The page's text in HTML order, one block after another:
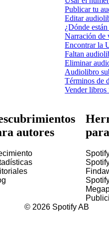
Publicar tu
Editar
¿Dónde
Narración de
Encontrar la
Faltan
Eliminar
Audiolibro
Términos de
Vender
autores
© 2026 Spotify AB